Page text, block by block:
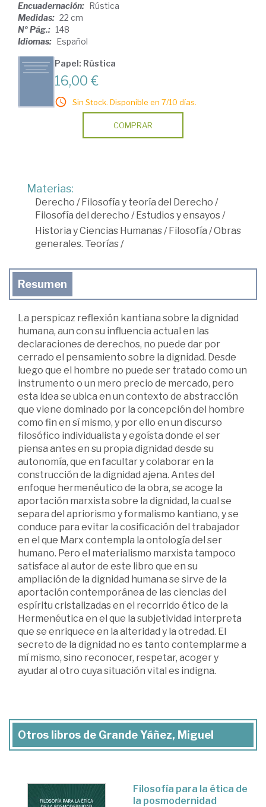
Encuadernación: Rústica
Medidas: 22 cm
Nº Pág.: 148
Idiomas: Español
Papel: Rústica
16,00 €
Sin Stock. Disponible en 7/10 días.
COMPRAR
Materias:
Derecho /Filosofía y teoría del Derecho /
Filosofía del derecho /Estudios y ensayos/
Historia y Ciencias Humanas/Filosofía /Obras
generales. Teorías/
Resumen
La perspicaz reflexión kantiana sobre la dignidad
humana, aun con su influencia actual en las
declaraciones de derechos, no puede dar por
cerrado el pensamiento sobre la dignidad. Desde
luego que el hombre no puede ser tratado como un
instrumento o un mero precio de mercado, pero
esta idea se ubica en un contexto de abstracción
que viene dominado por la concepción del hombre
como fin en sí mismo, y por ello en un discurso
filosófico individualista y egoísta donde el ser
piensa antes en su propia dignidad desde su
autonomía, que en facultar y colaborar en la
construcción de la dignidad ajena. Antes del
enfoque hermenéutico de la obra, se acoge la
aportación marxista sobre la dignidad, la cual se
separa del apriorismo y formalismo kantiano, y se
conduce para evitar la cosificación del trabajador
en el que Marx contempla la ontología del ser
humano. Pero el materialismo marxista tampoco
satisface al autor de este libro que en su
ampliación de la dignidad humana se sirve de la
aportación contemporánea de las ciencias del
espíritu cristalizadas en el recorrido ético de la
Hermenéutica en el que la subjetividad interpreta
que se enriquece en la alteridad y la otredad. El
secreto de la dignidad no es tanto contemplarme a
mí mismo, sino reconocer, respetar, acoger y
ayudar al otro cuya situación vital es indigna.
Otros libros de Grande Yáñez, Miguel
Filosofía para la ética de
la posmodernidad